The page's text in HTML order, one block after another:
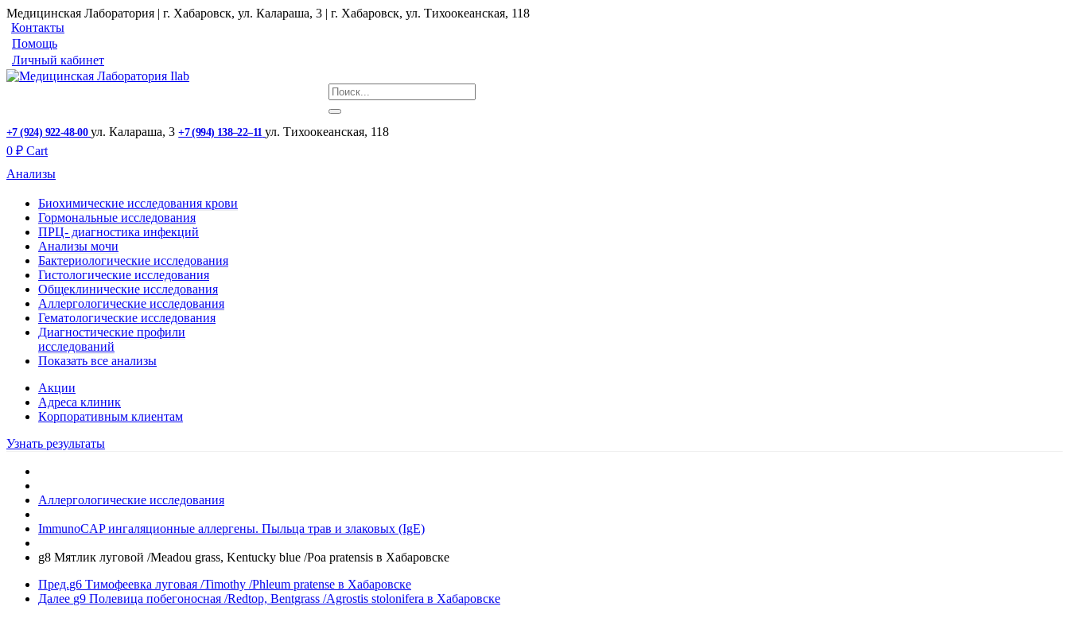
Медицинская Лаборатория | г. Хабаровск, ул. Калараша, 3 | г. Хабаровск, ул. ​Тихоокеанская, 118
Контакты
Помощь
Личный кабинет
+7 (924) 922-48-00 ул. ​Калараша, 3 +7 (994) 138‒22‒11 ул. ​Тихоокеанская, 118
0 ₽ Cart
Анализы
Биохимические исследования крови
Гормональные исследования
ПРЦ- диагностика инфекций
Анализы мочи
Бактериологические исследования
Гистологические исследования
Общеклинические исследования
Аллергологические исследования
Гематологические исследования
Диагностические профили
исследований
Показать все анализы
Акции
Адреса клиник
Кoрпоративным клиентам
Узнать результаты
Аллергологические исследования
ImmunoCAP ингаляционные аллергены. Пыльца трав и злаковых (IgE)
g8 Мятлик луговой /Meadou grass, Kentucky blue /Poa pratensis в Хабаровске
Пред.g6 Тимофеевка луговая /Timothy /Phleum pratense в Хабаровске
Далее g9 Полевица побегоносная /Redtop, Bentgrass /Agrostis stolonifera в Хабаровске